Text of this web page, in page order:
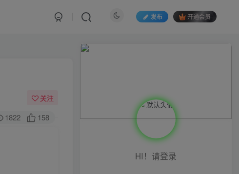
发布 开通会员
关注
1822 158
HI！请登录